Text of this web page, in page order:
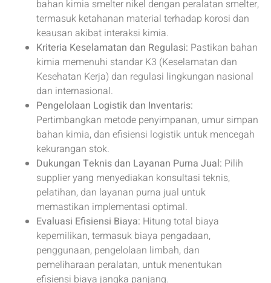
bahan kimia smelter nikel dengan peralatan smelter,
termasuk ketahanan material terhadap korosi dan
keausan akibat interaksi kimia.
Kriteria Keselamatan dan Regulasi: Pastikan bahan
kimia memenuhi standar K3 (Keselamatan dan
Kesehatan Kerja) dan regulasi lingkungan nasional
dan internasional.
Pengelolaan Logistik dan Inventaris:
Pertimbangkan metode penyimpanan, umur simpan
bahan kimia, dan efisiensi logistik untuk mencegah
kekurangan stok.
Dukungan Teknis dan Layanan Purna Jual: Pilih
supplier yang menyediakan konsultasi teknis,
pelatihan, dan layanan purna jual untuk
memastikan implementasi optimal.
Evaluasi Efisiensi Biaya: Hitung total biaya
kepemilikan, termasuk biaya pengadaan,
penggunaan, pengelolaan limbah, dan
pemeliharaan peralatan, untuk menentukan
efisiensi biaya jangka panjang.